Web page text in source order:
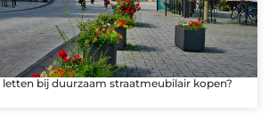
bij duurzaam straatmeubilair kopen?